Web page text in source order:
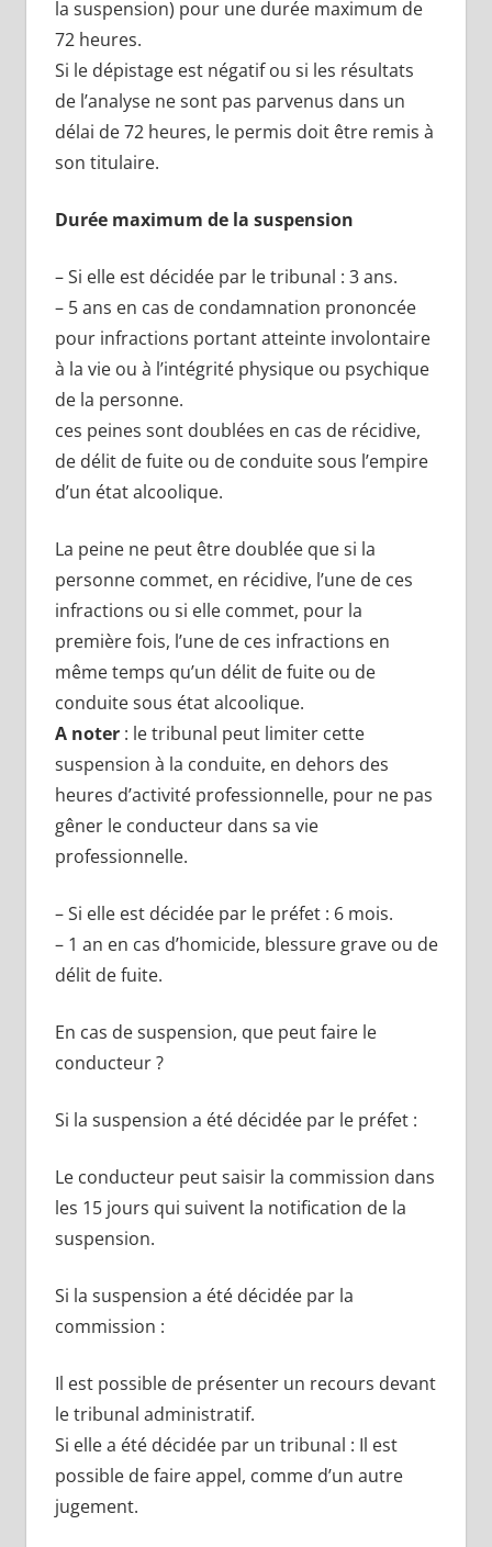
la suspension) pour une durée maximum de
72 heures.
Si le dépistage est négatif ou si les résultats
de l’analyse ne sont pas parvenus dans un
délai de 72 heures, le permis doit être remis à
son titulaire.
Durée maximum de la suspension
– Si elle est décidée par le tribunal : 3 ans.
– 5 ans en cas de condamnation prononcée
pour infractions portant atteinte involontaire
à la vie ou à l’intégrité physique ou psychique
de la personne.
ces peines sont doublées en cas de récidive,
de délit de fuite ou de conduite sous l’empire
d’un état alcoolique.
La peine ne peut être doublée que si la
personne commet, en récidive, l’une de ces
infractions ou si elle commet, pour la
première fois, l’une de ces infractions en
même temps qu’un délit de fuite ou de
conduite sous état alcoolique.
A noter: le tribunal peut limiter cette
suspension à la conduite, en dehors des
heures d’activité professionnelle, pour ne pas
gêner le conducteur dans sa vie
professionnelle.
– Si elle est décidée par le préfet : 6 mois.
– 1 an en cas d’homicide, blessure grave ou de
délit de fuite.
En cas de suspension, que peut faire le
conducteur ?
Si la suspension a été décidée par le préfet :
Le conducteur peut saisir la commission dans
les 15 jours qui suivent la notification de la
suspension.
Si la suspension a été décidée par la
commission :
Il est possible de présenter un recours devant
le tribunal administratif.
Si elle a été décidée par un tribunal : Il est
possible de faire appel, comme d’un autre
jugement.